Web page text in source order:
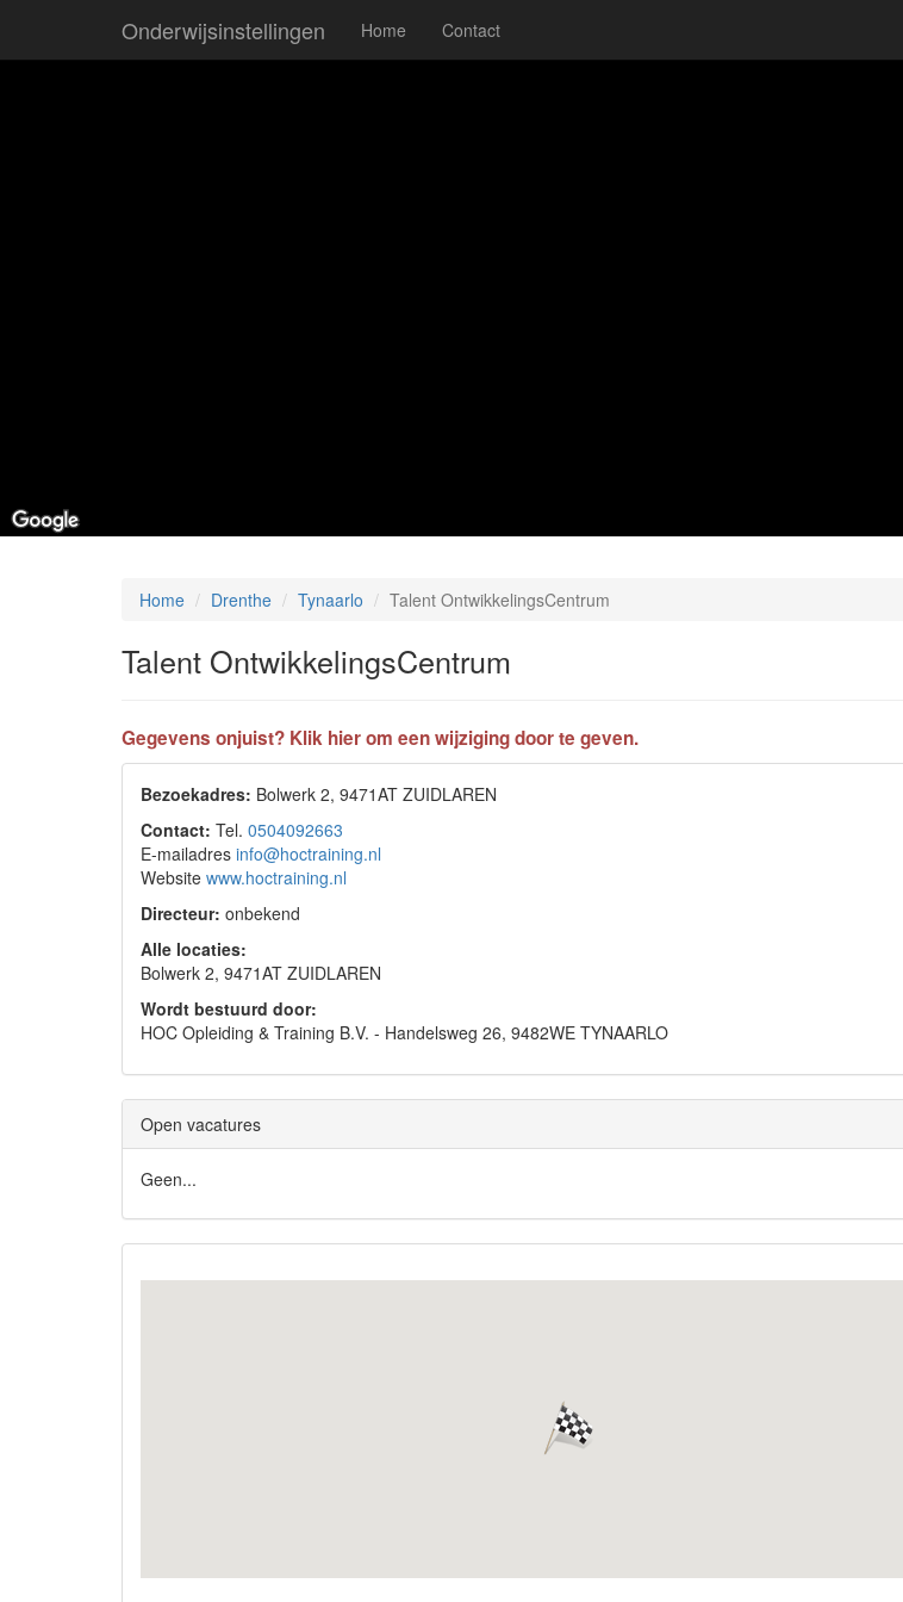
Onderwijsinstellingen Home Contact
Home Drenthe Tynaarlo Talent OntwikkelingsCentrum
Talent OntwikkelingsCentrum
Gegevens onjuist? Klik hier om een wijziging door te geven.
Bezoekadres: Bolwerk 2, 9471AT ZUIDLAREN
Contact: Tel. 0504092663
E-mailadres info@hoctraining.nl
Website www.hoctraining.nl
Directeur: onbekend
Alle locaties:
Bolwerk 2, 9471AT ZUIDLAREN
Wordt bestuurd door:
HOC Opleiding & Training B.V. - Handelsweg 26, 9482WE TYNAARLO
Open vacatures
Geen...